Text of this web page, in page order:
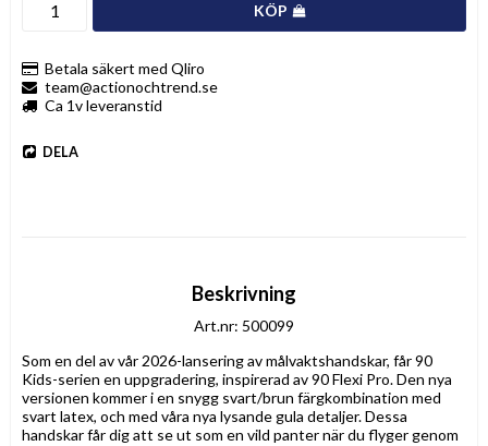
KÖP
Betala säkert med Qliro
team@actionochtrend.se
Ca 1v leveranstid
DELA
Beskrivning
Art.nr: 500099
Som en del av vår 2026-lansering av målvaktshandskar, får 90
Kids-serien en uppgradering, inspirerad av 90 Flexi Pro. Den nya
versionen kommer i en snygg svart/brun färgkombination med
svart latex, och med våra nya lysande gula detaljer. Dessa
handskar får dig att se ut som en vild panter när du flyger genom